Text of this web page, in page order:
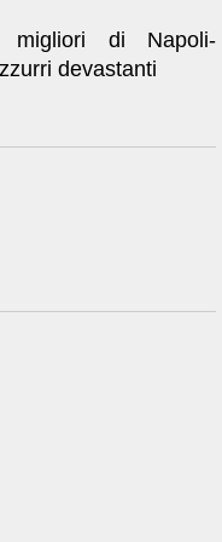
di Napoli-
devastanti